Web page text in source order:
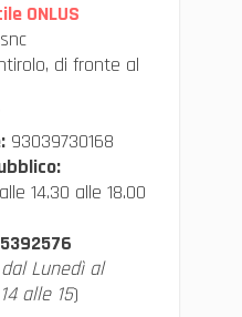
ONLUS
di fronte al
93039730168
14.30 alle 18.00
Lunedì al
alle 15)